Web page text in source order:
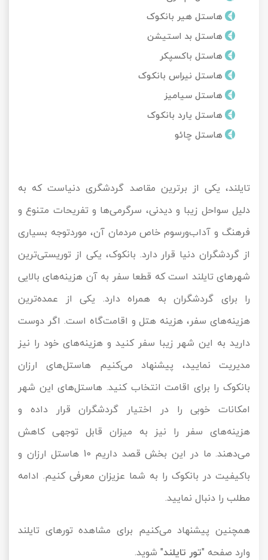
هاستل هیر بانکوک
هاستل بد استیشن
هاستل باکسپکر
هاستل نیراس بانکوک
هاستل سیامیز
هاستل یارد بانکوک
هاستل چائو
تایلند، یکی از برترین مقاصد گردشگری دنیاست که به
دلیل سواحل زیبا و دیدنی، سرگرمی‌ها و تفریحات متنوع و
فرهنگ و آداب‌ورسوم خاص مردمان آن، موردتوجه بسیاری
از گردشگران دنیا قرار دارد. بانکوک، یکی از توریستی‌ترین
شهرهای تایلند است که قطعا سفر به آن هزینه‌های بالایی
را برای گردشگران به همراه دارد. یکی از عمده‌ترین
هزینه‌های سفر، هزینه هتل و اقامت‌گاه است. اگر دوست
دارید به این شهر زیبا سفر کنید و هزینه‌های خود را نیز
مدیریت نمایید، پیشنهاد می‌کنیم هاستل‌های ارزان
بانکوک را برای اقامت انتخاب کنید. هاستل‌‌های این شهر
امکانات خوبی را در اختیار گردشگران قرار داده و
هزینه‌های سفر را نیز به میزان قابل توجهی کاهش
می‌دهند. ما در این بخش قصد داریم 10 هاستل ارزان و
باکیفیت در بانکوک را به شما عزیزان معرفی کنیم. ادامه
مطلب را دنبال نمایید.
همچنین پیشنهاد می‌کنیم برای مشاهده تورهای تایلند
وارد صفحه "تور تایلند" شوید.
تور کویر مرنجاب
تور طبس
تور کویر کاراکال
تور کویر مصر
تور کویر ابوزیدآباد
تور مرداب سراوان
تور گلستان
تور چابهار
تور مرداب هسل
تور اصفهان
تور ترکمن صحرا
تور آفرود
تور کیش از ساری
اقساطی
تور کیش از بندرعباس
اقساطی
تور سنگاپور اقساطی
تور مالدیو
تور قزاقستان اقساطی
تور زیارتی اقساطی